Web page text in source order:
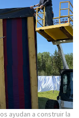
ayudan a construir la